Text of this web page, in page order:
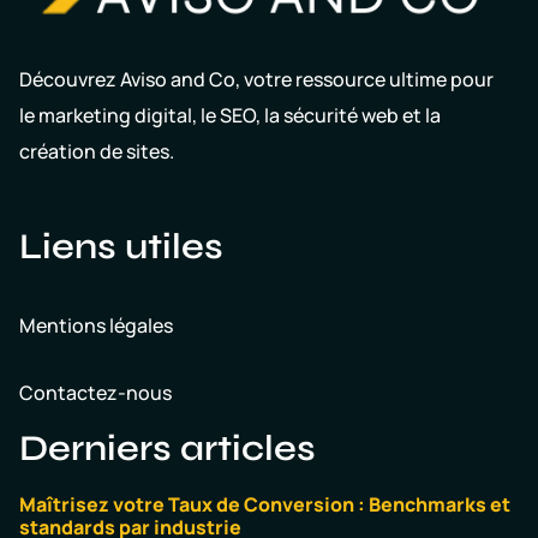
Découvrez Aviso and Co, votre ressource ultime pour
le marketing digital, le SEO, la sécurité web et la
création de sites.
Liens utiles
Mentions légales
Contactez-nous
Derniers articles
Maîtrisez votre Taux de Conversion : Benchmarks et
standards par industrie